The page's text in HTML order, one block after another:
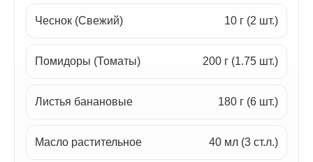
Чеснок (Свежий) 10 г (2 шт.)
Помидоры (Томаты) 200 г (1.75 шт.)
Листья банановые 180 г (6 шт.)
Масло растительное 40 мл (3 ст.л.)